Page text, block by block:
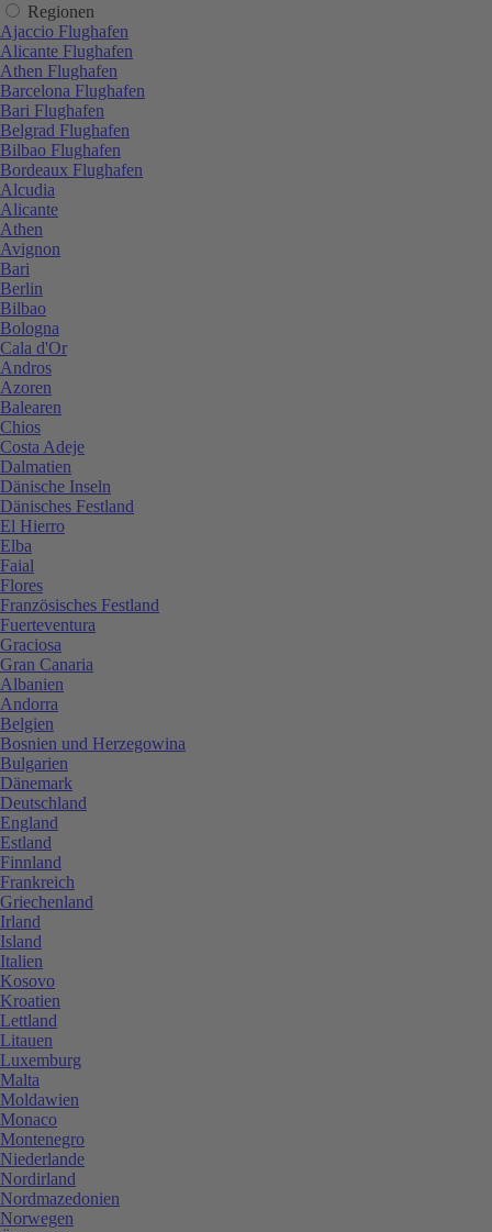
Regionen
Ajaccio Flughafen
Alicante Flughafen
Athen Flughafen
Barcelona Flughafen
Bari Flughafen
Belgrad Flughafen
Bilbao Flughafen
Bordeaux Flughafen
Alcudia
Alicante
Athen
Avignon
Bari
Berlin
Bilbao
Bologna
Cala d'Or
Andros
Azoren
Balearen
Chios
Costa Adeje
Dalmatien
Dänische Inseln
Dänisches Festland
El Hierro
Elba
Faial
Flores
Französisches Festland
Fuerteventura
Graciosa
Gran Canaria
Albanien
Andorra
Belgien
Bosnien und Herzegowina
Bulgarien
Dänemark
Deutschland
England
Estland
Finnland
Frankreich
Griechenland
Irland
Island
Italien
Kosovo
Kroatien
Lettland
Litauen
Luxemburg
Malta
Moldawien
Monaco
Montenegro
Niederlande
Nordirland
Nordmazedonien
Norwegen